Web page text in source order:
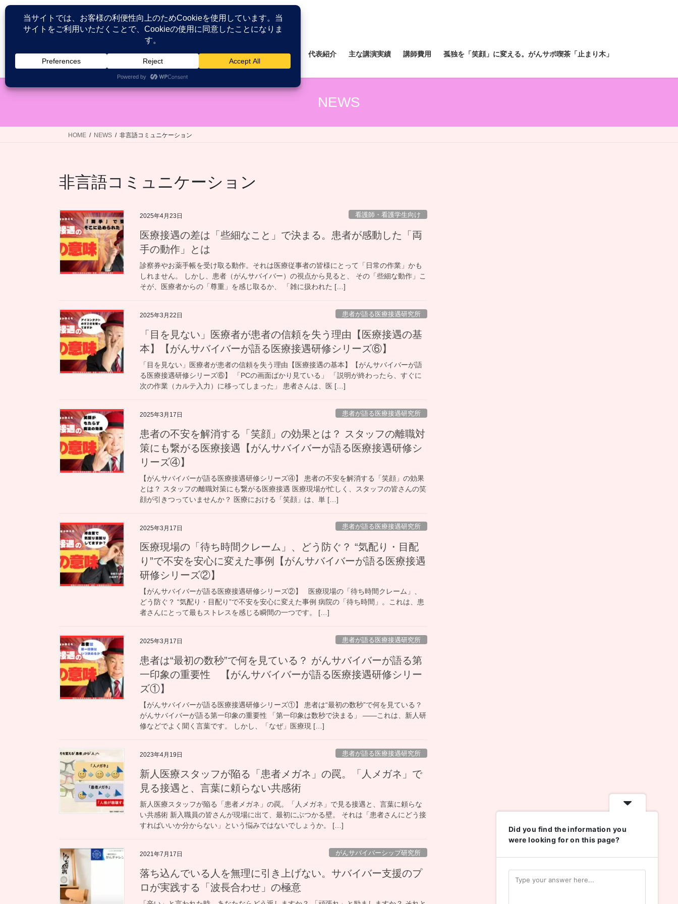
コ
ス
キ
ナ
ン
に
HOME 患者が語る医療接遇研究所 薬剤師研修研究所 代表紹介 主な講演実績 講師費用 孤独を「笑顔」に変える。がんサポ喫茶「止まり木」
NEWS
HOME NEWS 非言語コミュニケーション
非言語コミュニケーション
2025年4月23日 看護師・看護学生向け
医療接遇の差は「些細なこと」で決まる。患者が感動した「両
手の動作」とは
診察券やお薬手帳を受け取る動作。それは医療従事者の皆様にとって「日常の作業」かも
しれません。 しかし、患者（がんサバイバー）の視点から見ると、 その「些細な動作」こ
そが、医療者からの「尊重」を感じ取るか、 「雑に扱われた […]
2025年3月22日 患者が語る医療接遇研究所
「目を見ない」医療者が患者の信頼を失う理由【医療接遇の基
本】【がんサバイバーが語る医療接遇研修シリーズ⑥】
「目を見ない」医療者が患者の信頼を失う理由【医療接遇の基本】【がんサバイバーが語
る医療接遇研修シリーズ⑥】 「PCの画面ばかり見ている」 「説明が終わったら、すぐに
次の作業（カルテ入力）に移ってしまった」 患者さんは、医 […]
2025年3月17日 患者が語る医療接遇研究所
患者の不安を解消する「笑顔」の効果とは？ スタッフの離職対
策にも繋がる医療接遇【がんサバイバーが語る医療接遇研修シ
リーズ④】
【がんサバイバーが語る医療接遇研修シリーズ④】 患者の不安を解消する「笑顔」の効果
とは？ スタッフの離職対策にも繋がる医療接遇 医療現場が忙しく、スタッフの皆さんの笑
顔が引きつっていませんか？ 医療における「笑顔」は、単 […]
2025年3月17日 患者が語る医療接遇研究所
医療現場の「待ち時間クレーム」、どう防ぐ？ “気配り・目配
り”で不安を安心に変えた事例【がんサバイバーが語る医療接遇
研修シリーズ②】
【がんサバイバーが語る医療接遇研修シリーズ②】 医療現場の「待ち時間クレーム」、
どう防ぐ？ “気配り・目配り”で不安を安心に変えた事例 病院の「待ち時間」。これは、患
者さんにとって最もストレスを感じる瞬間の一つです。 […]
2025年3月17日 患者が語る医療接遇研究所
患者は“最初の数秒”で何を見ている？ がんサバイバーが語る第
一印象の重要性 【がんサバイバーが語る医療接遇研修シリー
ズ①】
【がんサバイバーが語る医療接遇研修シリーズ①】 患者は“最初の数秒”で何を見ている？
がんサバイバーが語る第一印象の重要性 「第一印象は数秒で決まる」 ——これは、新人研
修などでよく聞く言葉です。 しかし、「なぜ」医療現 […]
2023年4月19日 患者が語る医療接遇研究所
新人医療スタッフが陥る「患者メガネ」の罠。「人メガネ」で
見る接遇と、言葉に頼らない共感術
新人医療スタッフが陥る「患者メガネ」の罠。「人メガネ」で見る接遇と、言葉に頼らな
い共感術 新入職員の皆さんが現場に出て、最初にぶつかる壁。 それは「患者さんにどう接
すればいいか分からない」という悩みではないでしょうか。 […]
2021年7月17日 がんサバイバーシップ研究所
落ち込んでいる人を無理に引き上げない。サバイバー支援のプ
ロが実践する「波長合わせ」の極意
Did you find the information you
were looking for on this page?